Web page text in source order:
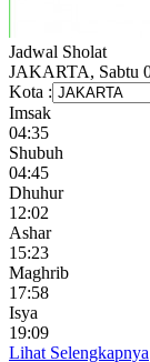
Jadwal Sholat
JAKARTA, Sabtu
Kota :
Imsak
04:35
Shubuh
04:45
Dhuhur
12:02
Ashar
15:23
Maghrib
17:58
Isya
19:09
Lihat Selengkapnya